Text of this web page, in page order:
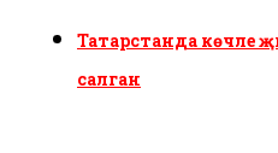
Татарстанда көчле
салган